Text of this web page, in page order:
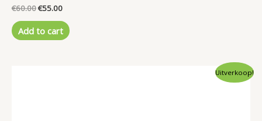
€60.00Original
was:
€60.00.
€55.00Current
is:
€55.00.
Add to cart
Uitverkoop!